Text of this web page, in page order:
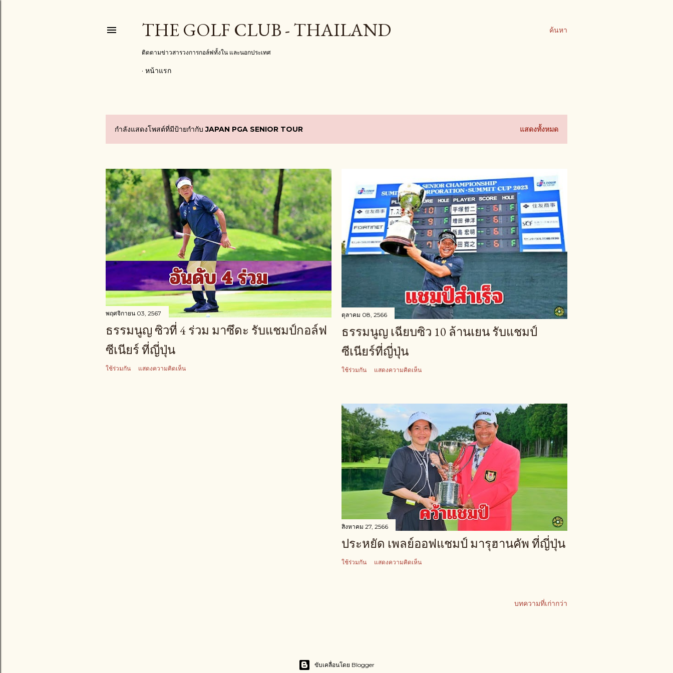
ค้นหา
THE GOLF CLUB - THAILAND
ติดตามข่าวสารวงการกอล์ฟทั้งใน และนอกประเทศ
หน้าแรก
บ
ค
ว
า
ม
กำลังแสดงโพสต์ที่มีป้ายกำกับJAPAN PGA SENIOR TOUR แสดงทั้งหมด
พฤศจิกายน 03, 2567
ธรรมนูญ ซิวที่ 4 ร่วม มาซึดะ รับแชมป์กอล์ฟ
ซีเนียร์ ที่ญี่ปุ่น
ใช้ร่วมกัน แสดงความคิดเห็น
ตุลาคม 08, 2566
ธรรมนูญ เฉียบซิว 10 ล้านเยน รับแชมป์
ซีเนียร์ที่ญี่ปุ่น
ใช้ร่วมกัน แสดงความคิดเห็น
สิงหาคม 27, 2566
ประหยัด เพลย์ออฟแชมป์ มารุฮานคัพ ที่ญี่ปุ่น
ใช้ร่วมกัน แสดงความคิดเห็น
บทความที่เก่ากว่า
ขับเคลื่อนโดย Blogger